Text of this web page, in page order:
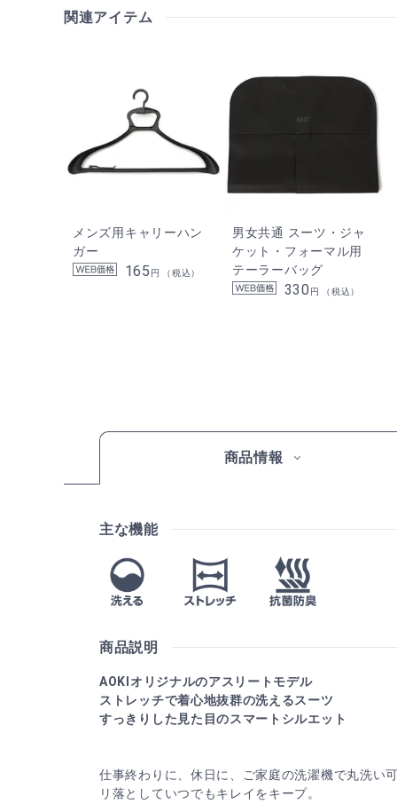
関連アイテム
メンズ用キャリーハン
ガー
165 円 （税込）
男女共通 スーツ・ジャ
ケット・フォーマル用
テーラーバッグ
330 円 （税込）
商品情報
主な機能
商品説明
AOKIオリジナルのアスリートモデル
ストレッチで着心地抜群の洗えるスーツ
すっきりした見た目のスマートシルエット
仕事終わりに、休日に、ご家庭の洗濯機で丸洗い
リ落としていつでもキレイをキープ。